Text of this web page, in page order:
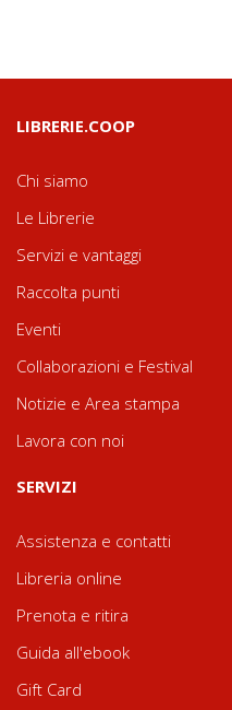
LIBRERIE.COOP
Chi siamo
Le Librerie
Servizi e vantaggi
Raccolta punti
Eventi
Collaborazioni e Festival
Notizie e Area stampa
Lavora con noi
SERVIZI
Assistenza e contatti
Libreria online
Prenota e ritira
Guida all'ebook
Gift Card